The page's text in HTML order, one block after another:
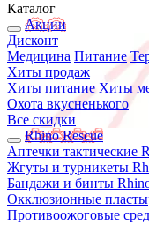
Каталог
Акции
Дисконт
Медицина Питание
Хиты продаж
Хиты питание Хиты
Охота вкусненького
Все скидки
Rhino Rescue
Аптечки тактические
Жгуты и турникеты
Бандажи и бинты
Окклюзионные
Противоожоговые